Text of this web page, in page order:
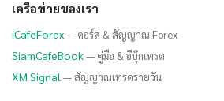
เครือข่ายของเรา
iCafeForex— คอร์ส & สัญญาณ Forex
SiamCafeBook— คู่มือ & อีบุ๊กเทรด
XM Signal — สัญญาณเทรดรายวัน